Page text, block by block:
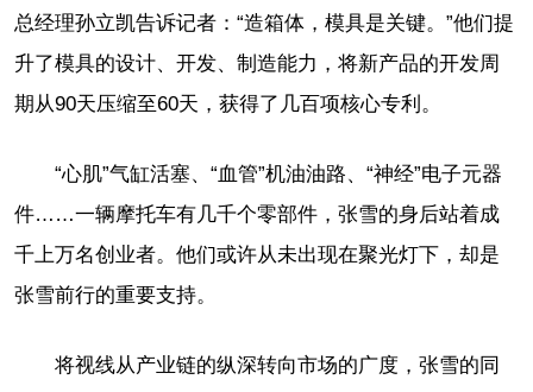
总经理孙立凯告诉记者：“造箱体，模具是关键。”他们提
升了模具的设计、开发、制造能力，将新产品的开发周
期从90天压缩至60天，获得了几百项核心专利。
“心肌”气缸活塞、“血管”机油油路、“神经”电子元器
件……一辆摩托车有几千个零部件，张雪的身后站着成
千上万名创业者。他们或许从未出现在聚光灯下，却是
张雪前行的重要支持。
将视线从产业链的纵深转向市场的广度，张雪的同